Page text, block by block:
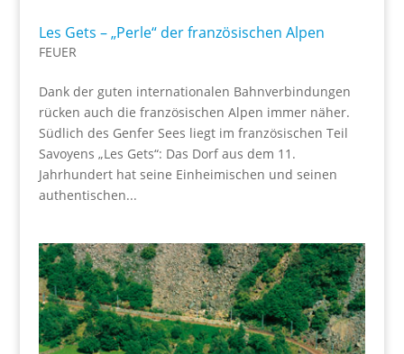
Les Gets – „Perle“ der französischen Alpen
FEUER
Dank der guten internationalen Bahnverbindungen
rücken auch die französischen Alpen immer näher.
Südlich des Genfer Sees liegt im französischen Teil
Savoyens „Les Gets“: Das Dorf aus dem 11.
Jahrhundert hat seine Einheimischen und seinen
authentischen...